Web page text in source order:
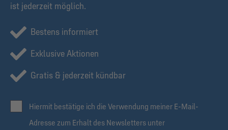
ist jederzeit möglich.
Bestens informiert
Exklusive Aktionen
Gratis & jederzeit kündbar
Hiermit bestätige ich die Verwendung meiner E-Mail-
Adresse zum Erhalt des Newsletters unter